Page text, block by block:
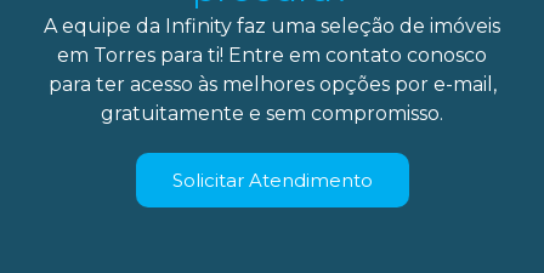
A equipe da Infinity faz uma seleção de imóveis
em Torres para ti! Entre em contato conosco
para ter acesso às melhores opções por e-mail,
gratuitamente e sem compromisso.
Solicitar Atendimento